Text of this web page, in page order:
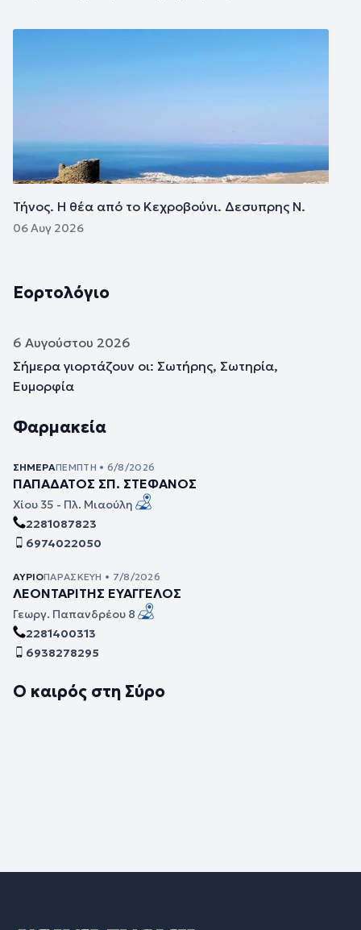
Τήνος. Η θέα από το Κεχροβούνι. Δεσυπρης Ν.
06 Αυγ 2026
Εορτολόγιο
6 Αυγούστου 2026
Σήμερα γιορτάζουν οι: Σωτήρης, Σωτηρία,
Ευμορφία
Φαρμακεία
ΣΉΜΕΡΑΠΈΜΠΤΗ • 6/8/2026
ΠΑΠΑΔΑΤΟΣ ΣΠ. ΣΤΕΦΑΝΟΣ
Χίου 35 - Πλ. Μιαούλη
2281087823
6974022050
ΑΎΡΙΟΠΑΡΑΣΚΕΥΉ • 7/8/2026
ΛΕΟΝΤΑΡΙΤΗΣ ΕΥΑΓΓΕΛΟΣ
Γεωργ. Παπανδρέου 8
2281400313
6938278295
Ο καιρός στη Σύρο